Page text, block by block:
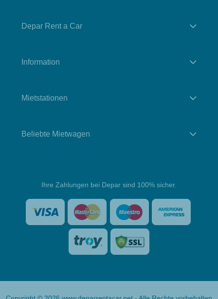
Depar Rent a Car
Information
Mietstationen
Beliebte Mietwagen
Ihre Zahlungen bei Depar sind 100% sicher.